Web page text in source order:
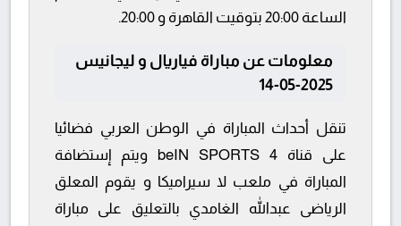
الساعة 20:00 بتوقيت القاهرة و 20:00.
معلومات عن مباراة فياريال و ليجانيس
2025-05-14
تنقل أحداث المباراة في الوطن العربي فضائيا
على قناة beIN SPORTS 4 ويتم إستضافة
المباراة في ملعب لا سيراميكا و يقوم المعلق
الرياضى عبدالله الغامدي بالتعليق على مباراة